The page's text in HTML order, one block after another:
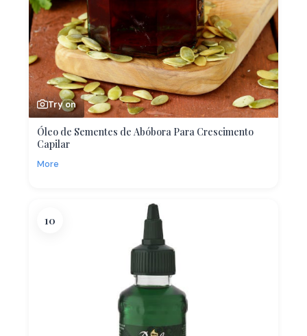
Try on
Óleo de Sementes de Abóbora Para Crescimento
Capilar
More
10